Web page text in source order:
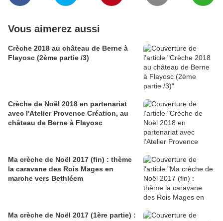
Vous aimerez aussi
Crèche 2018 au château de Berne à
Flayosc (2ème partie /3)
Crèche de Noël 2018 en partenariat
avec l'Atelier Provence Création, au
château de Berne à Flayosc
Ma crèche de Noël 2017 (fin) : thème
la caravane des Rois Mages en
marche vers Bethléem
Ma crèche de Noël 2017 (1ère partie) :